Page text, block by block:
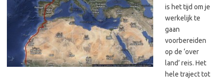
is het tijd om je
werkelijk te
gaan
voorbereiden
op de ‘over
land’ reis. Het
hele traject tot